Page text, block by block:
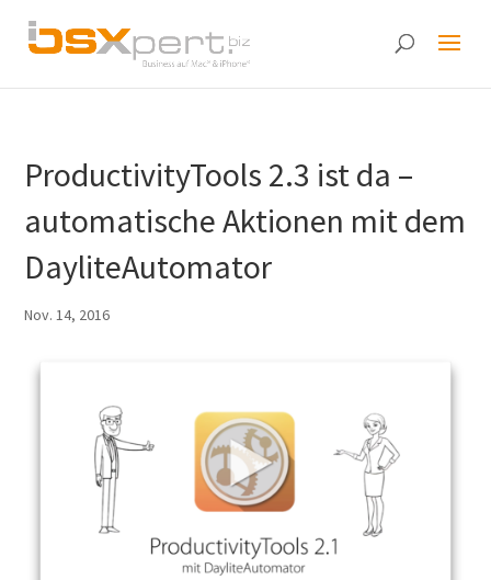
ProductivityTools 2.3 ist da –
automatische Aktionen mit dem
DayliteAutomator
Nov. 14, 2016